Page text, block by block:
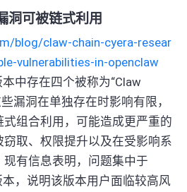
洞可被链式利用
blog/claw-chain-cyera-resear
vulnerabilities-in-openclaw
中存在四个被称为“Claw
漏洞在单独存在时影响有限，
组合利用，可能造成更严重的
取、权限提升以及在受影响系
有信息表明，问题集中于
本，说明该版本用户面临较高风